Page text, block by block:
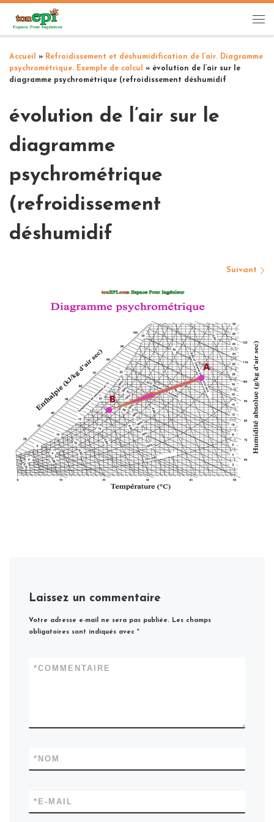
Passer au contenu
Accueil » Refroidissement et déshumidification de l’air. Diagramme
psychrométrique. Exemple de calcul
» évolution de l’air sur le
diagramme psychrométrique (refroidissement déshumidif
évolution de l’air sur le
diagramme
psychrométrique
(refroidissement
déshumidif
Suivant
Laissez un commentaire
Votre adresse e-mail ne sera pas publiée. Les champs
obligatoires sont indiqués avec*
COMMENTAIRE
*
NOM
*
E-MAIL
*